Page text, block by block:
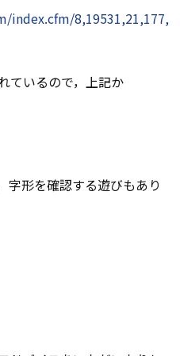
index.cfm/8,19531,21,177,
ているので，上記か
形を確認する遊びもあり